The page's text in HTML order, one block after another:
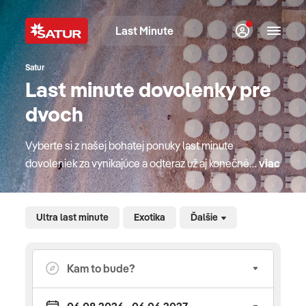
Last Minute
Satur
Last minute dovolenky pre
dvoch
Vyberte si z našej bohatej ponuky last minute
dovoleniek za vynikajúce a odteraz už aj konečné
ceny vrátane servisných poplatkov. Obľúbené
hotely so slovenskými animátormi pre rodiny s
sveta, naj exotické pobyty, luxusné okružné plavby
alebo relax vo wellness hoteloch aktuálne v
posledných termínoch počas celej zimy aj leta.
viac
Ďalšie
Ultra last minute Exotika